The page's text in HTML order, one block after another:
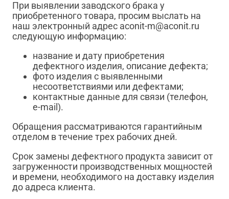
При выявлении заводского брака у
приобретенного товара, просим выслать на
наш электронный адрес aconit-m@aconit.ru
следующую информацию:
название и дату приобретения
дефектного изделия, описание дефекта;
фото изделия с выявленными
несоответствиями или дефектами;
контактные данные для связи (телефон,
e-mail).
Обращения рассматриваются гарантийным
отделом в течение трех рабочих дней.
Срок замены дефектного продукта зависит от
загруженности производственных мощностей
и времени, необходимого на доставку изделия
до адреса клиента.